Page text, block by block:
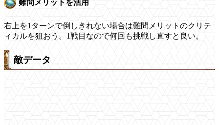
難問メリットを活用
右上を1ターンで倒しきれない場合は難問メリットのクリテ
ィカルを狙おう。1戦目なので何回も挑戦し直すと良い。
敵データ